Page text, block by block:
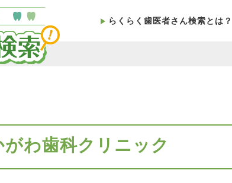
らくらく歯医者さん検索とは？
わ歯科クリニック